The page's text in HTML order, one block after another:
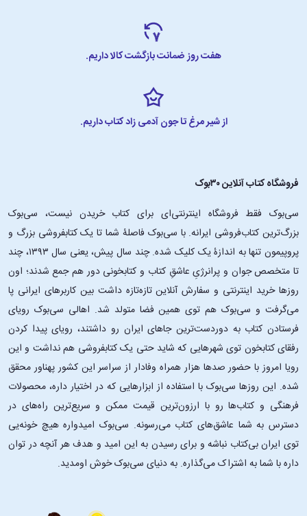
هفت روز ضمانت بازگشت کالا داریم.
از شیر مرغ تا جون آدمی زاد کتاب داریم.
فروشگاه کتاب آنلاین ۳۰بوک
سی‌بوک فقط فروشگاه اینترنتی‌ای برای کتاب خریدن نیست، سی‌بوک
بزرگ‌ترین کتاب‌فروشی ایرانه. با سی‌بوک فاصلۀ شما تا یک کتابفروشی بزرگ و
پروپیمون تنها به اندازۀ یک کلیک شده. چند سال پیش، یعنی سال ۱۳۹۳، چند
تا متخصص جوان و پرانرژیِ عاشقِ کتاب و کتابخونی دور هم جمع شدند؛ اون‌
روزها خرید اینترنتی و سفارش آنلاین تازه‌تازه داشت بین کاربرهای ایرانی پا
می‌گرفت و سی‌بوک هم توی همین فضا متولد شد. اهالی سی‌بوک رویای
فرستادن کتاب به دوردست‌ترین جاهای ایران رو داشتند، رویای پیدا کردن
رفقای کتابخون توی شهرهایی که شاید حتی یک کتابفروشی هم نداشت و این
رویا امروز با حضور صدها هزار همراه وفادار از سراسر این کشور پهناور محقق
شده. این ‌روزها سی‌بوک با استفاده از ابزارهایی که در اختیار داره، محصولات
فرهنگی و کتاب‌ها رو با ارزون‌ترین قیمت ممکن و سریع‌ترین راه‌های در
دسترس به شما عاشق‌های کتاب می‌رسونه. سی‌بوک امیدواره هیچ خونه‌یی
توی ایران بی‌کتاب نباشه و برای رسیدن به این امید و هدف هر آنچه در توان
داره با شما به اشتراک می‌گذاره. به دنیای سی‌بوک خوش اومدید.